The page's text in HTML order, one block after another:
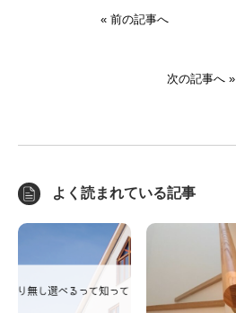
« 前の記事へ
次の記事へ »
よく読まれている記事